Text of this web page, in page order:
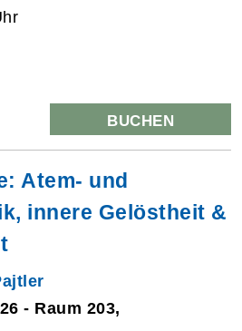
BUCHEN
Atem- und
innere Gelöstheit &
- Raum 203,